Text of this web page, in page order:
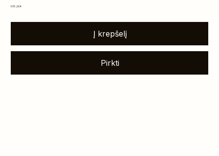
Kaina
585,00 €
Į krepšelį
Pirkti